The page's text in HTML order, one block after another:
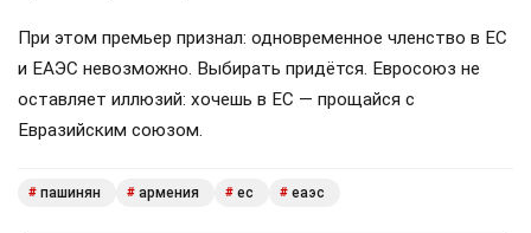
При этом премьер признал: одновременное членство в ЕС
и ЕАЭС невозможно. Выбирать придётся. Евросоюз не
оставляет иллюзий: хочешь в ЕС — прощайся с
Евразийским союзом.
# пашинян # армения # ес # еаэс